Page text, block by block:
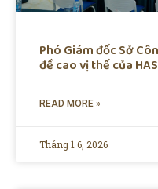
Phó Giám đốc Sở
đề cao vị thế của
READ MORE »
Tháng 1 6, 2026